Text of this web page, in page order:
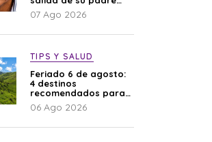
por polémica con
Naldy Saldaña
07 Ago 2026
TIPS Y SALUD
Feriado 6 de agosto:
4 destinos
recomendados para
disfrutar el descanso
06 Ago 2026